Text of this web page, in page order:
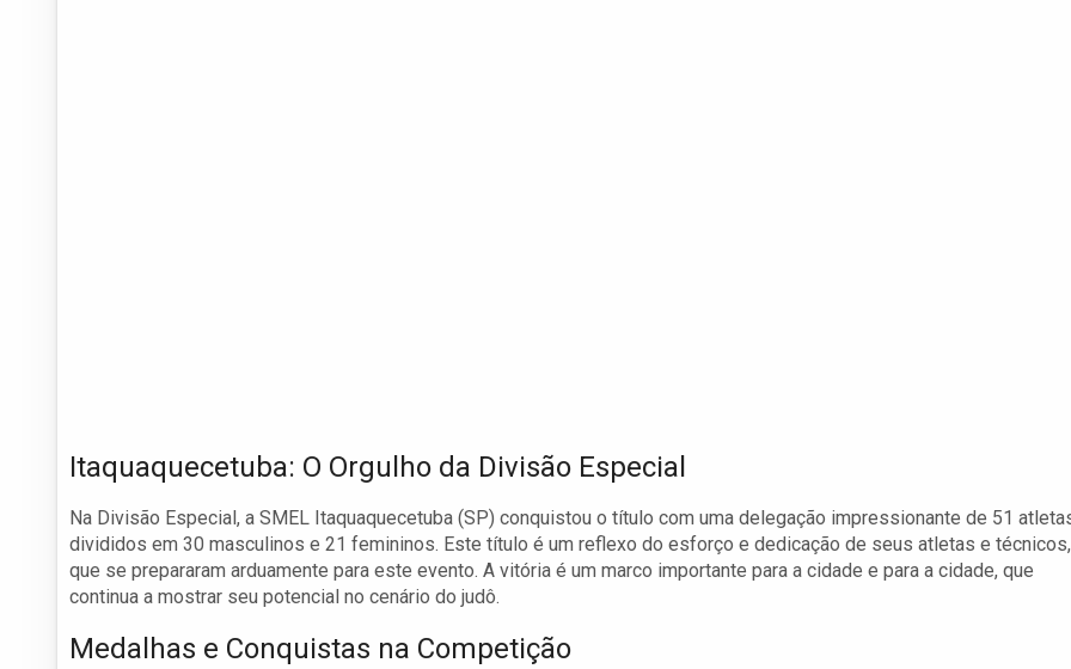
Itaquaquecetuba: O Orgulho da Divisão Especial
Na Divisão Especial, a SMEL Itaquaquecetuba (SP) conquistou o título com uma delegação impressionante de 51
divididos em 30 masculinos e 21 femininos. Este título é um reflexo do esforço e dedicação de seus atletas e técnicos,
que se prepararam arduamente para este evento. A vitória é um marco importante para a cidade e para a cidade, que
continua a mostrar seu potencial no cenário do judô.
Medalhas e Conquistas na Competição